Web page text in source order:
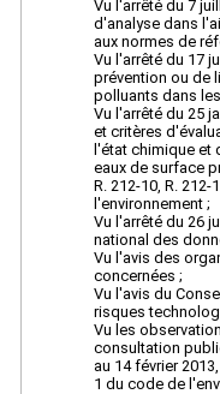
Vu l'arrêté du 7
d'analyse dans
aux normes de
Vu l'arrêté du 17
prévention ou de
polluants dans
Vu l'arrêté du 25
et critères
l'état chimique et
eaux de surface
R. 212-10, R.
l'environnement ;
Vu l'arrêté du 26
national des
Vu l'avis des
concernées ;
Vu l'avis du
risques
Vu les
consultation
au 14 février
1 du code de